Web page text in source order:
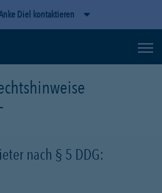
Diel kontaktieren
nach § 5 DDG: